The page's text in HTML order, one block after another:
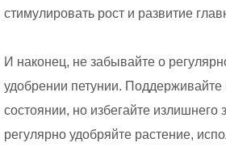
стимулировать рост и развитие
И наконец, не забывайте о
удобрении петунии.
состоянии, но избегайте излишнего
регулярно удобряйте растение,